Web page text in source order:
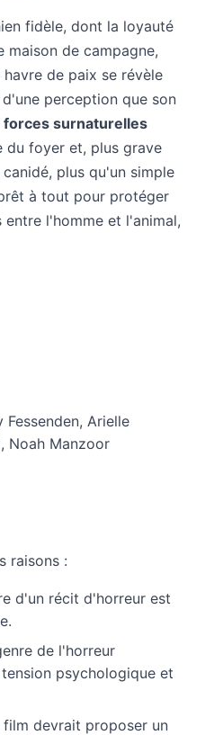
fidèle, dont la loyauté
maison de campagne,
de paix se révèle
perception que son
forces surnaturelles
du foyer et, plus grave
plus qu'un simple
à tout pour protéger
l'homme et l'animal,
Fessenden, Arielle
Noah Manzoor
raisons :
d'un récit d'horreur est
de l'horreur
psychologique et
film devrait proposer un